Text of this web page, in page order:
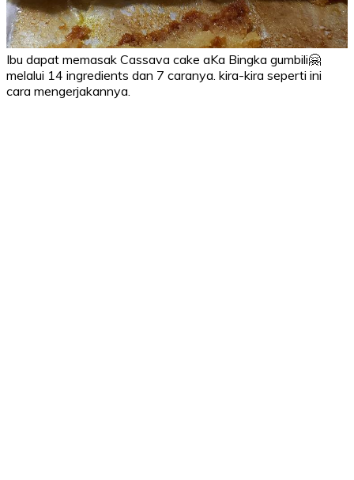
Ibu dapat memasak Cassava cake aKa Bingka gumbili🤗
melalui 14 ingredients dan 7 caranya. kira-kira seperti ini
cara mengerjakannya.